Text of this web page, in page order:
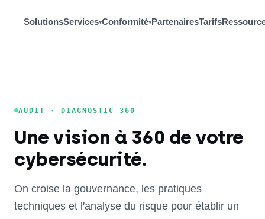
SolutionsServices▾Conformité▾PartenairesTarifs
AUDIT · DIAGNOSTIC 360
Une vision à 360 de votre
cybersécurité.
On croise la gouvernance, les pratiques
techniques et l'analyse du risque pour établir un